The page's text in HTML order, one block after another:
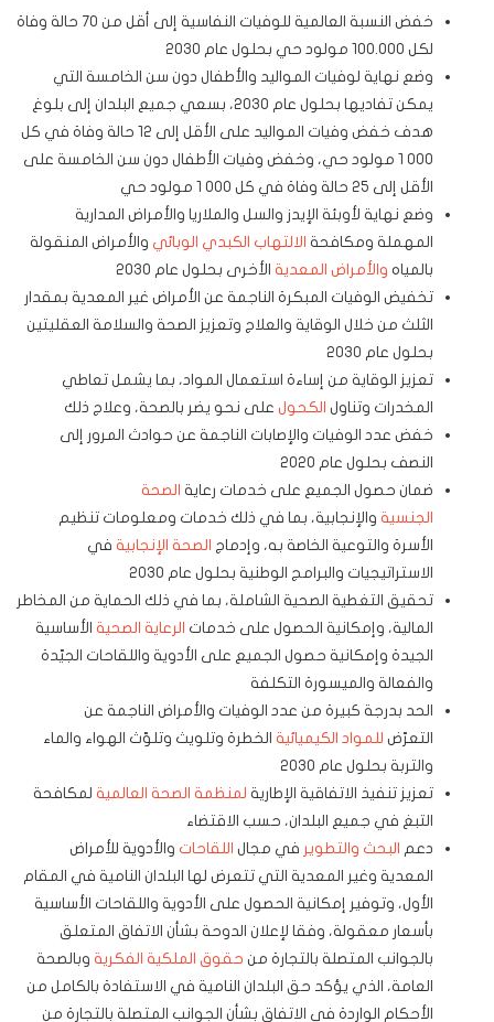
خفض النسبة العالمية للوفيات النفاسية إلى أقل من 70 حالة وفاة
لكل 100.000 مولود حي بحلول عام 2030
وضع نهاية لوفيات المواليد والأطفال دون سن الخامسة التي
يمكن تفاديها بحلول عام 2030، بسعي جميع البلدان إلى بلوغ
هدف خفض وفيات المواليد على الأقل إلى 12 حالة وفاة في كل
000 1 مولود حي، وخفض وفيات الأطفال دون سن الخامسة على
الأقل إلى 25 حالة وفاة في كل 000 1 مولود حي
وضع نهاية لأوبئة الإيدز والسل والملاريا والأمراض المدارية
المهملة ومكافحة الالتهاب الكبدي الوبائي والأمراض المنقولة
بالمياه والأمراض المعدية الأخرى بحلول عام 2030
تخفيض الوفيات المبكرة الناجمة عن الأمراض غير المعدية بمقدار
الثلث من خلال الوقاية والعلاج وتعزيز الصحة والسلامة العقليتين
بحلول عام 2030
تعزيز الوقاية من إساءة استعمال المواد، بما يشمل تعاطي
المخدرات وتناول الكحول على نحو يضر بالصحة، وعلاج ذلك
خفض عدد الوفيات والإصابات الناجمة عن حوادث المرور إلى
النصف بحلول عام 2020
ضمان حصول الجميع على خدمات رعاية الصحة
الجنسية والإنجابية، بما في ذلك خدمات ومعلومات تنظيم
الأسرة والتوعية الخاصة به، وإدماج الصحة الإنجابية في
الاستراتيجيات والبرامج الوطنية بحلول عام 2030
تحقيق التغطية الصحية الشاملة، بما في ذلك الحماية من المخاطر
المالية، وإمكانية الحصول على خدمات الرعاية الصحية الأساسية
الجيدة وإمكانية حصول الجميع على الأدوية واللقاحات الجيّدة
والفعالة والميسورة التكلفة
الحد بدرجة كبيرة من عدد الوفيات والأمراض الناجمة عن
التعرّض للمواد الكيميائية الخطرة وتلويث وتلوّث الهواء والماء
والتربة بحلول عام 2030
تعزيز تنفيذ الاتفاقية الإطارية لمنظمة الصحة العالمية لمكافحة
التبغ في جميع البلدان، حسب الاقتضاء
دعم البحث والتطوير في مجال اللقاحات والأدوية للأمراض
المعدية وغير المعدية التي تتعرض لها البلدان النامية في المقام
الأول، وتوفير إمكانية الحصول على الأدوية واللقاحات الأساسية
بأسعار معقولة، وفقا لإعلان الدوحة بشأن الاتفاق المتعلق
بالجوانب المتصلة بالتجارة من حقوق الملكية الفكرية وبالصحة
العامة، الذي يؤكد حق البلدان النامية في الاستفادة بالكامل من
الأحكام الواردة في الاتفاق بشأن الجوانب المتصلة بالتجارة من